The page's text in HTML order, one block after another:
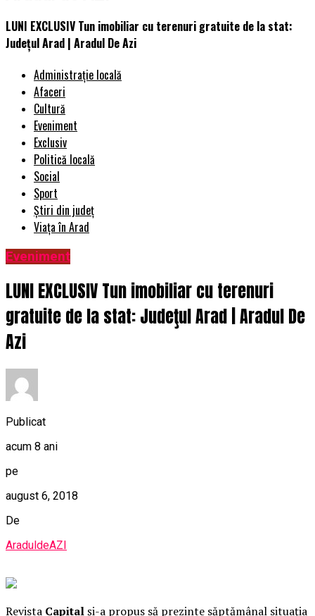
LUNI EXCLUSIV Tun imobiliar cu terenuri gratuite de la stat:
Judeţul Arad | Aradul De Azi
Administrație locală
Afaceri
Cultură
Eveniment
Exclusiv
Politică locală
Social
Sport
Știri din județ
Viața în Arad
Eveniment
LUNI EXCLUSIV Tun imobiliar cu terenuri
gratuite de la stat: Judeţul Arad | Aradul De
Azi
Publicat
acum 8 ani
pe
august 6, 2018
De
AraduldeAZI
Revista Capitalşi-a propus să prezinte săptămânal situaţia